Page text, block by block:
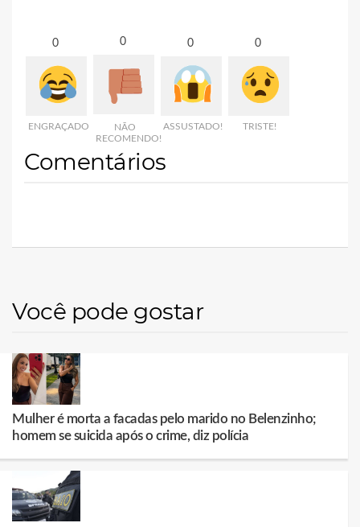
0
ENGRAÇADO
0
NÃO
RECOMENDO!
0
ASSUSTADO!
0
TRISTE!
Comentários
Você pode gostar
Mulher é morta a facadas pelo marido no Belenzinho;
homem se suicida após o crime, diz polícia